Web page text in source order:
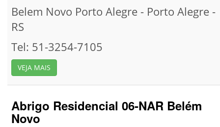
Belem Novo Porto Alegre - Porto Alegre -
RS
Tel: 51-3254-7105
VEJA MAIS
Abrigo Residencial 06-NAR Belém
Novo